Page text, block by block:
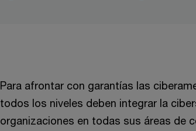
Para afrontar con garantías las
todos los niveles deben integrar la
organizaciones en todas sus áreas de